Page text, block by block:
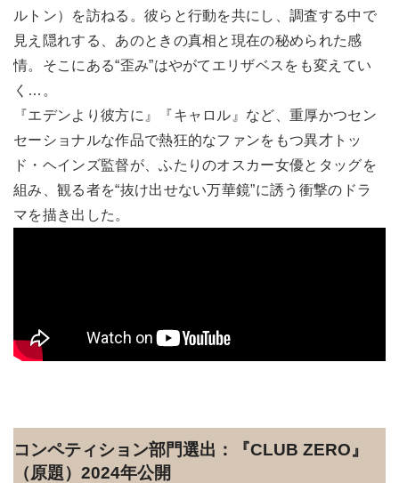
ルトン）を訪ねる。彼らと行動を共にし、調査する中で
見え隠れする、あのときの真相と現在の秘められた感
情。そこにある“歪み”はやがてエリザベスをも変えてい
く…。
『エデンより彼方に』『キャロル』など、重厚かつセン
セーショナルな作品で熱狂的なファンをもつ異才トッ
ド・ヘインズ監督が、ふたりのオスカー女優とタッグを
組み、観る者を“抜け出せない万華鏡”に誘う衝撃のドラ
マを描き出した。
コンペティション部門選出：『CLUB ZERO』
（原題）2024年公開